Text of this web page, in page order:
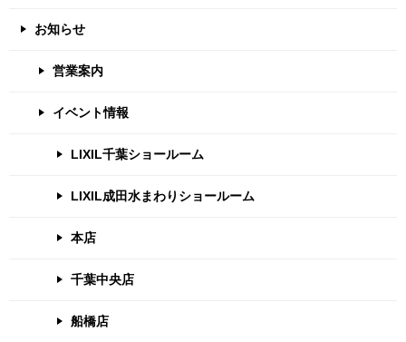
お知らせ
営業案内
イベント情報
LIXIL千葉ショールーム
LIXIL成田水まわりショールーム
本店
千葉中央店
船橋店